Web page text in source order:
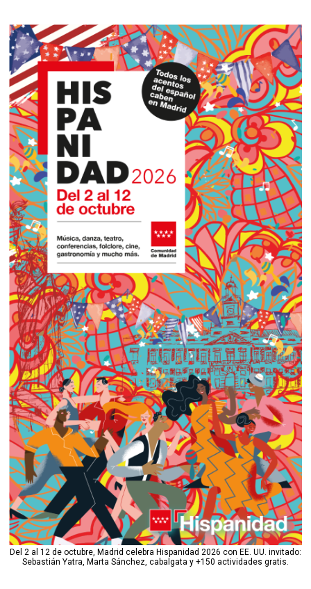
Del 2 al 12 de octubre, Madrid celebra Hispanidad 2026 con EE. UU. invitado:
Sebastián Yatra, Marta Sánchez, cabalgata y +150 actividades gratis.